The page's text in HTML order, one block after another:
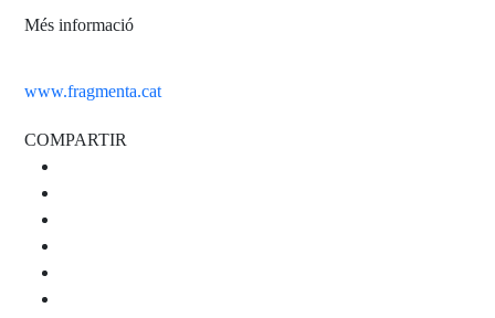
Més informació
www.fragmenta.cat
COMPARTIR